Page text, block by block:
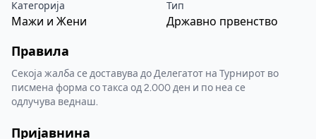
Категорија
Мажи и Жени
Тип
Државно првенство
Правила
Секоја жалба се доставува до Делегатот на Турнирот во
писмена форма со такса од 2.000 ден и по неа се
одлучува веднаш.
Пријавнина